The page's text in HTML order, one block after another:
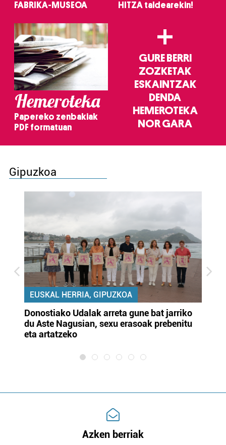
FABRIKA-MUSEOA
HITZA taldearekin!
Hemeroteka
Papereko zenbakiak
PDF formatuan
+
GURE BERRI
ZOZKETAK
ESKAINTZAK
DENDA
HEMEROTEKA
NOR GARA
Gipuzkoa
EUSKAL HERRIA, GIPUZKOA
Donostiako Udalak arreta gune bat jarriko
du Aste Nagusian, sexu erasoak prebenitu
eta artatzeko
Azken berriak